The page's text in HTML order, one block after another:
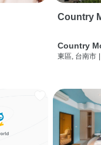
Country
Country
東區, 台南市 |